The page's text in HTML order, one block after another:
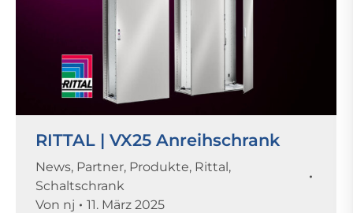
RITTAL | VX25 Anreihschrank
News, Partner, Produkte, Rittal,
Schaltschrank
Von nj 11. März 2025